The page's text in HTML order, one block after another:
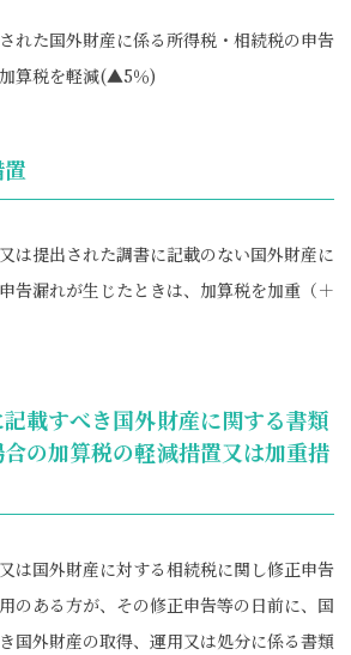
れた国外財産に係る所得税・相続税の申告
算税を軽減(▲5％)
は提出された調書に記載のない国外財産に
告漏れが生じたときは、加算税を加重（＋
載すべき国外財産に関する書類
の加算税の軽減措置又は加重措
は国外財産に対する相続税に関し修正申告
のある方が、その修正申告等の日前に、国
国外財産の取得、運用又は処分に係る書類